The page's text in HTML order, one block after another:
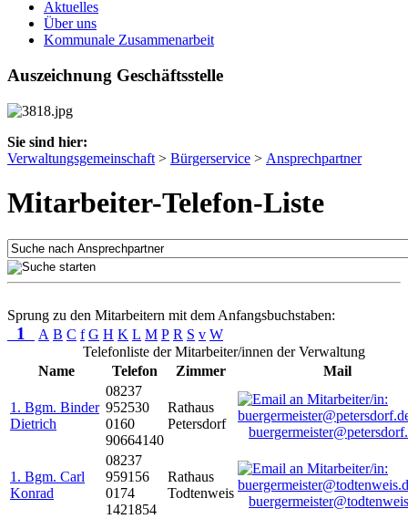
Aktuelles
Über uns
Kommunale Zusammenarbeit
Auszeichnung Geschäftsstelle
Sie sind hier:
Verwaltungsgemeinschaft > Bürgerservice > Ansprechpartner
Mitarbeiter-Telefon-Liste
Sprung zu den Mitarbeitern mit dem Anfangsbuchstaben:
1 A B C f G H K L M P R S v W
Telefonliste der Mitarbeiter/innen der Verwaltung
Name
Telefon Zimmer Mail
1. Bgm. Binder
Dietrich
08237
952530
0160
90664140
Rathaus
Petersdorf
1. Bgm. Carl
Konrad
08237
959156
0174
1421854
Rathaus
Todtenweis